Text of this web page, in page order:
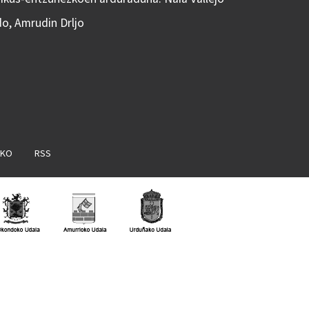
Amrudin Drljo
RSS